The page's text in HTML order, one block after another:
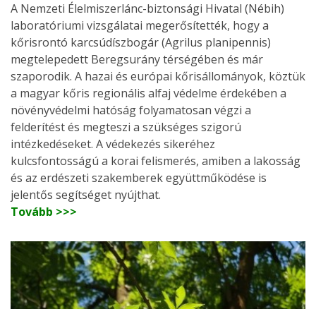
A Nemzeti Élelmiszerlánc-biztonsági Hivatal (Nébih)
laboratóriumi vizsgálatai megerősítették, hogy a
kőrisrontó karcsúdíszbogár (Agrilus planipennis)
megtelepedett Beregsurány térségében és már
szaporodik. A hazai és európai kőrisállományok, köztük
a magyar kőris regionális alfaj védelme érdekében a
növényvédelmi hatóság folyamatosan végzi a
felderítést és megteszi a szükséges szigorú
intézkedéseket. A védekezés sikeréhez
kulcsfontosságú a korai felismerés, amiben a lakosság
és az erdészeti szakemberek együttműködése is
jelentős segítséget nyújthat.
Tovább >>>